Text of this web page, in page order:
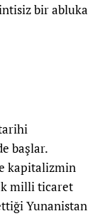
bir abluka
başlar.
kapitalizmin
milli ticaret
Yunanistan